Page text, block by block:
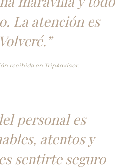
La atención es
recibida en TripAdvisor.
personal es
atentos y
sentirte seguro